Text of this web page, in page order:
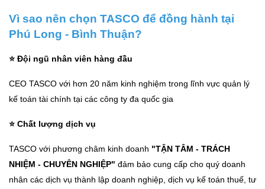
Vì sao nên chọn TASCO để đồng hành tại
Phú Long - Bình Thuận?
⭐ Đội ngũ nhân viên hàng đầu
CEO TASCO với hơn 20 năm kinh nghiệm trong lĩnh vực quản lý
kế toán tài chính tại các công ty đa quốc gia
⭐ Chất lượng dịch vụ
TASCO với phương châm kinh doanh "TẬN TÂM - TRÁCH
NHIỆM - CHUYÊN NGHIỆP" đảm bảo cung cấp cho quý doanh
nhân các dịch vụ thành lập doanh nghiệp, dịch vụ kế toán thuế, tư